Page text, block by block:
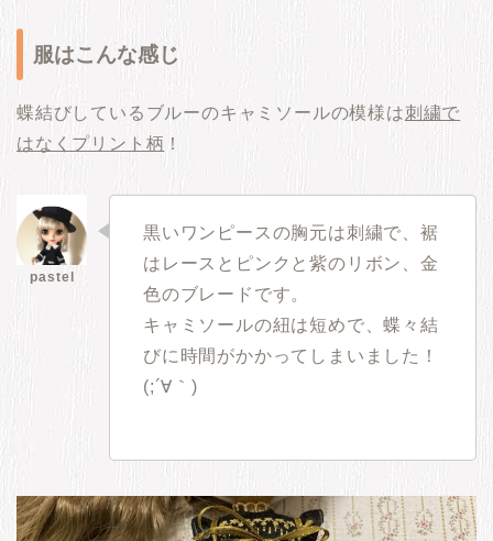
服はこんな感じ
蝶結びしているブルーのキャミソールの模様は刺繍で
はなくプリント柄 ！
黒いワンピースの胸元は刺繍で、裾
はレースとピンクと紫のリボン、金
色のブレードです。
キャミソールの紐は短めで、蝶々結
びに時間がかかってしまいました！
(;´∀｀)